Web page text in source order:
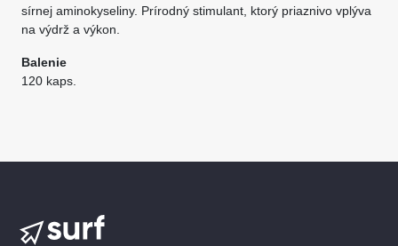
sírnej aminokyseliny. Prírodný stimulant, ktorý priaznivo vplýva
na výdrž a výkon.
Balenie
120 kaps.